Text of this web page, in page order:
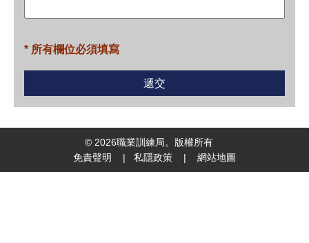
* 所有欄位必須填寫
© 2026職業訓練局。版權所有
免責聲明
| 私隱政策 | 網站地圖